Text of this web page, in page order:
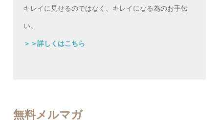
キレイに見せるのではなく、キレイになる為のお手伝
い。
＞＞詳しくはこちら
無料メルマガ